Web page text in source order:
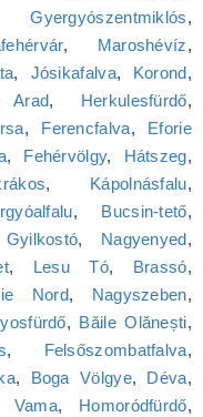
Gyergyószentmiklós,
, Maroshévíz,
, Jósikafalva, Korond,
Arad, Herkulesfürdő,
, Ferencfalva, Eforie
, Fehérvölgy, Hátszeg,
, Kápolnásfalu,
, Bucsin-tető,
Gyilkostó, Nagyenyed,
, Lesu Tó, Brassó,
Nord, Nagyszeben,
, Băile Olănești,
, Felsőszombatfalva,
, Boga Völgye, Déva,
Vama, Homoródfürdő,